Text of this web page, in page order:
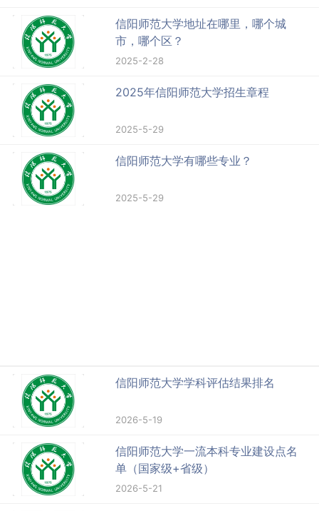
信阳师范大学地址在哪里，哪个城
市，哪个区？
2025-2-28
2025年信阳师范大学招生章程
2025-5-29
信阳师范大学有哪些专业？
2025-5-29
信阳师范大学学科评估结果排名
2026-5-19
信阳师范大学一流本科专业建设点名
单（国家级+省级）
2026-5-21